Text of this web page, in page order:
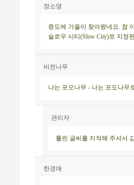
정소영
증도에 가을이 찾아왔네요. 참
슬로우 시티(Slow City)로 지정
비전나무
나는 포오나무 - 나는 포도나무
관리자
틀린 글씨를 지적해 주셔서
한경애